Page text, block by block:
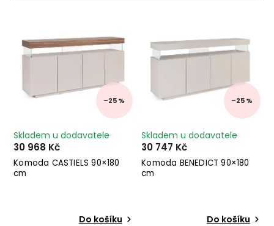
–25 %
Komoda CASTIELS 90×180
cm
Skladem u dodavatele
30 968 Kč
Do košíku
–25 %
Komoda BENEDICT 90×180
cm
Skladem u dodavatele
30 747 Kč
Do košíku